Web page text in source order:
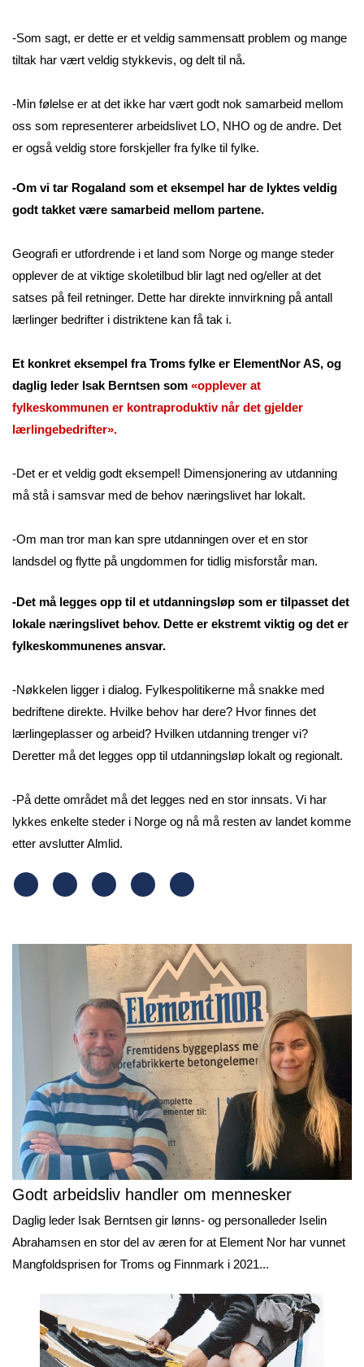
-Som sagt, er dette er et veldig sammensatt problem og mange
tiltak har vært veldig stykkevis, og delt til nå.
-Min følelse er at det ikke har vært godt nok samarbeid mellom
oss som representerer arbeidslivet LO, NHO og de andre. Det
er også veldig store forskjeller fra fylke til fylke.
-Om vi tar Rogaland som et eksempel har de lyktes veldig
godt takket være samarbeid mellom partene.
Geografi er utfordrende i et land som Norge og mange steder
opplever de at viktige skoletilbud blir lagt ned og/eller at det
satses på feil retninger. Dette har direkte innvirkning på antall
lærlinger bedrifter i distriktene kan få tak i.
Et konkret eksempel fra Troms fylke er ElementNor AS, og
daglig leder Isak Berntsen som «opplever at
fylkeskommunen er kontraproduktiv når det gjelder
lærlingebedrifter».
-Det er et veldig godt eksempel! Dimensjonering av utdanning
må stå i samsvar med de behov næringslivet har lokalt.
-Om man tror man kan spre utdanningen over et en stor
landsdel og flytte på ungdommen for tidlig misforstår man.
-Det må legges opp til et utdanningsløp som er tilpasset det
lokale næringslivet behov. Dette er ekstremt viktig og det er
fylkeskommunenes ansvar.
-Nøkkelen ligger i dialog. Fylkespolitikerne må snakke med
bedriftene direkte. Hvilke behov har dere? Hvor finnes det
lærlingeplasser og arbeid? Hvilken utdanning trenger vi?
Deretter må det legges opp til utdanningsløp lokalt og regionalt.
-På dette området må det legges ned en stor innsats. Vi har
lykkes enkelte steder i Norge og nå må resten av landet komme
etter avslutter Almlid.
Godt arbeidsliv handler om mennesker
Daglig leder Isak Berntsen gir lønns- og personalleder Iselin
Abrahamsen en stor del av æren for at Element Nor har vunnet
Mangfoldsprisen for Troms og Finnmark i 2021...